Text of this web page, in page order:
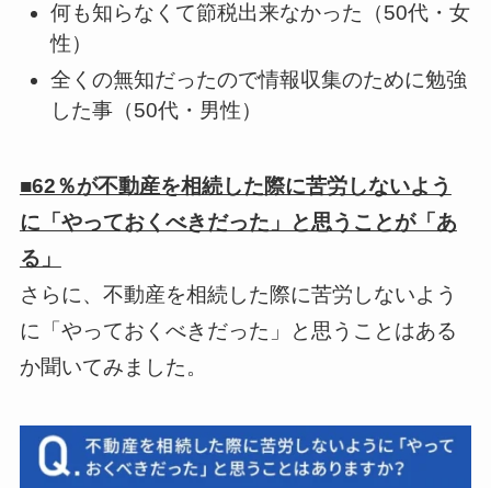
何も知らなくて節税出来なかった（50代・女
性）
全くの無知だったので情報収集のために勉強
した事（50代・男性）
■62％が不動産を相続した際に苦労しないよう
に「やっておくべきだった」と思うことが「あ
る」
さらに、不動産を相続した際に苦労しないよう
に「やっておくべきだった」と思うことはある
か聞いてみました。